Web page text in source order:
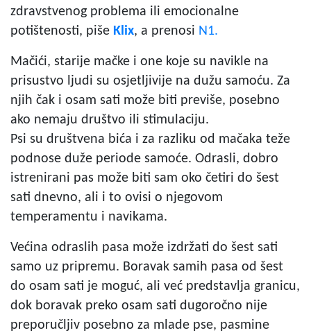
zdravstvenog problema ili emocionalne
potištenosti, piše Klix, a prenosi N1.
Mačići, starije mačke i one koje su navikle na
prisustvo ljudi su osjetljivije na dužu samoću. Za
njih čak i osam sati može biti previše, posebno
ako nemaju društvo ili stimulaciju.
Psi su društvena bića i za razliku od mačaka teže
podnose duže periode samoće. Odrasli, dobro
istrenirani pas može biti sam oko četiri do šest
sati dnevno, ali i to ovisi o njegovom
temperamentu i navikama.
Većina odraslih pasa može izdržati do šest sati
samo uz pripremu. Boravak samih pasa od šest
do osam sati je moguć, ali već predstavlja granicu,
dok boravak preko osam sati dugoročno nije
preporučljiv posebno za mlade pse, pasmine